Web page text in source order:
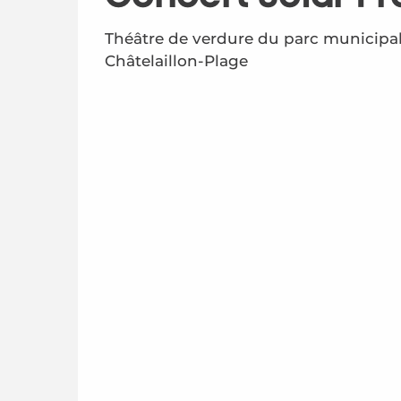
Théâtre de verdure du parc
Châtelaillon-Plage